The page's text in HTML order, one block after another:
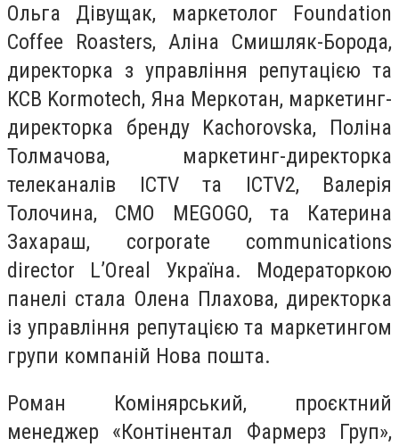
Ольга Дівущак, маркетолог Foundation
Coffee Roasters, Аліна Смишляк-Борода,
директорка з управління репутацією та
КСВ Kormotech, Яна Меркотан, маркетинг-
директорка бренду Kachorovska, Поліна
Толмачова, маркетинг-директорка
телеканалів ICTV та ICTV2, Валерія
Толочина, CMO MEGOGO, та Катерина
Захараш, corporate communications
director L’Oreal Україна. Модераторкою
панелі стала Олена Плахова, директорка
із управління репутацією та маркетингом
групи компаній Нова пошта.
Роман Комінярський, проєктний
менеджер «Контінентал Фармерз Груп»,